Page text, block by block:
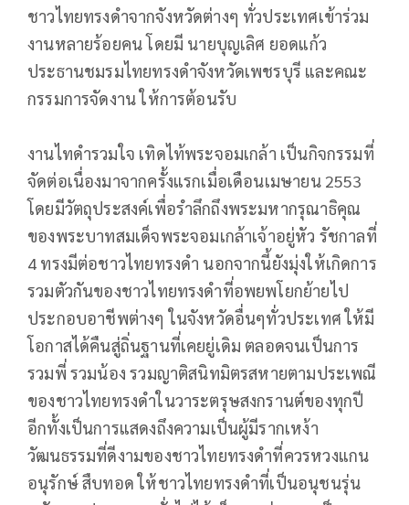
ชาวไทยทรงดำจากจังหวัดต่างๆ ทั่วประเทศเข้าร่วม
งานหลายร้อยคน โดยมี นายบุญเลิศ ยอดแก้ว
ประธานชมรมไทยทรงดำจังหวัดเพชรบุรี และคณะ
กรรมการจัดงาน ให้การต้อนรับ
งานไทดำรวมใจ เทิดไท้พระจอมเกล้า เป็นกิจกรรมที่
จัดต่อเนื่องมาจากครั้งแรกเมื่อเดือนเมษายน 2553
โดยมีวัตถุประสงค์เพื่อรำลึกถึงพระมหากรุณาธิคุณ
ของพระบาทสมเด็จพระจอมเกล้าเจ้าอยู่หัว รัชกาลที่
4 ทรงมีต่อชาวไทยทรงดำ นอกจากนี้ยังมุ่งให้เกิดการ
รวมตัวกันของชาวไทยทรงดำที่อพยพโยกย้ายไป
ประกอบอาชีพต่างๆ ในจังหวัดอื่นๆทั่วประเทศ ให้มี
โอกาสได้คืนสู่ถิ่นฐานที่เคยยู่เดิม ตลอดจนเป็นการ
รวมพี่ รวมน้อง รวมญาติสนิทมิตรสหายตามประเพณี
ของชาวไทยทรงดำในวาระตรุษสงกรานต์ของทุกปี
อีกทั้งเป็นการแสดงถึงความเป็นผู้มีรากเหง้า
วัฒนธรรมที่ดีงามของชาวไทยทรงดำที่ควรหวงแกน
อนุรักษ์ สืบทอด ให้ชาวไทยทรงดำที่เป็นอนุชนรุ่น